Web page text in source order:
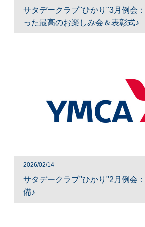
サタデークラブ"ひかり"3月例会
った最高のお楽しみ会＆表彰式♪
2026/02/14
サタデークラブ"ひかり"2月例会
備♪